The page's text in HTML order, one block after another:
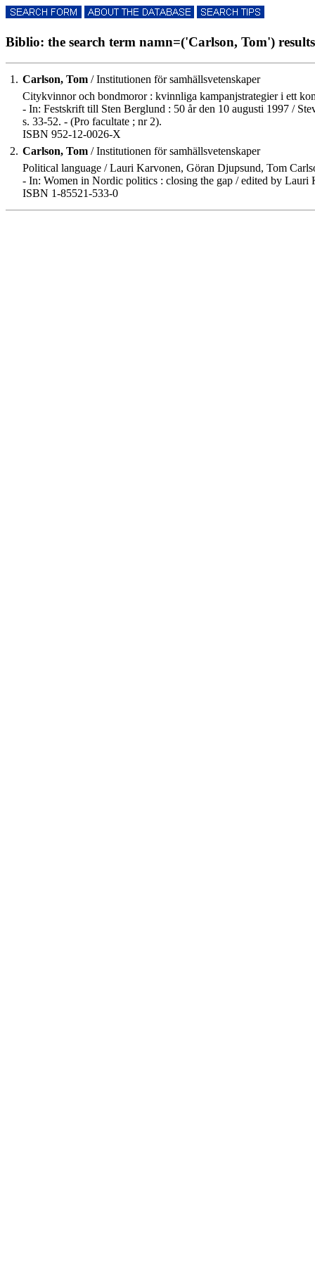
Biblio: the search term namn=('Carlson, Tom')
1. Carlson, Tom / Institutionen för samhällsvetenskaper
Citykvinnor och bondmoror : kvinnliga kampanjstrategier i ett
- In: Festskrift till Sten Berglund : 50 år den 10 augusti 1997 /
s. 33-52. - (Pro facultate ; nr 2).
ISBN 952-12-0026-X
2. Carlson, Tom / Institutionen för samhällsvetenskaper
Political language / Lauri Karvonen, Göran Djupsund, Tom
- In: Women in Nordic politics : closing the gap / edited by Lauri
ISBN 1-85521-533-0